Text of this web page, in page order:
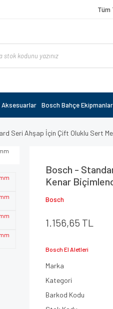
Aksesuarlar Bosch Bahçe
Seri Ahşap İçin Çift Oluklu Sert
Bosch -
Kenar
Bosch
1.156,65 TL
Bosch El Aletleri
Marka
Kategori
Barkod Kodu